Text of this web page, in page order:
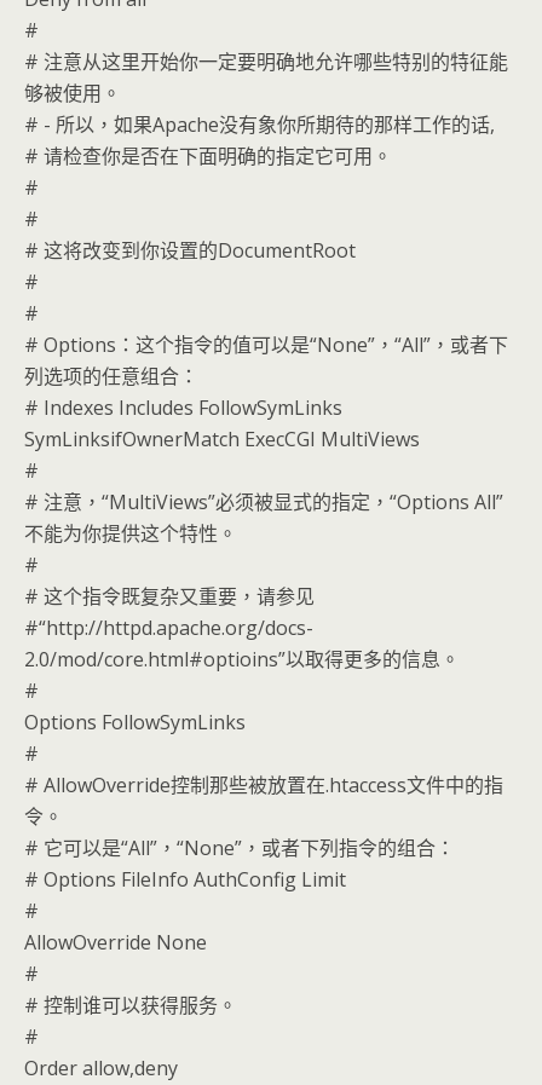
#
# 注意从这里开始你一定要明确地允许哪些特别的特征能
够被使用。
# - 所以，如果Apache没有象你所期待的那样工作的话,
# 请检查你是否在下面明确的指定它可用。
#
#
# 这将改变到你设置的DocumentRoot
#
#
# Options：这个指令的值可以是“None”，“All”，或者下
列选项的任意组合：
# Indexes Includes FollowSymLinks
SymLinksifOwnerMatch ExecCGI MultiViews
#
# 注意，“MultiViews”必须被显式的指定，“Options All”
不能为你提供这个特性。
#
# 这个指令既复杂又重要，请参见
#“http://httpd.apache.org/docs-
2.0/mod/core.html#optioins”以取得更多的信息。
#
Options FollowSymLinks
#
# AllowOverride控制那些被放置在.htaccess文件中的指
令。
# 它可以是“All”，“None”，或者下列指令的组合：
# Options FileInfo AuthConfig Limit
#
AllowOverride None
#
# 控制谁可以获得服务。
#
Order allow,deny